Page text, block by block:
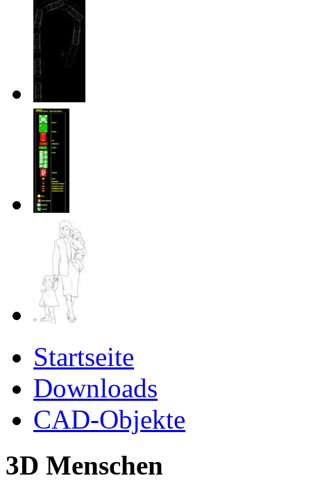
Startseite
Downloads
CAD-Objekte
3D Menschen